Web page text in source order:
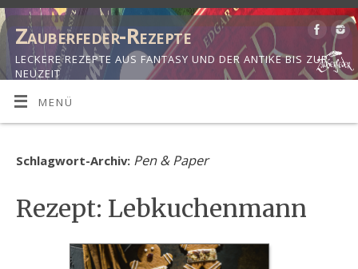
Zauberfeder-Rezepte
LECKERE REZEPTE AUS FANTASY UND DER ANTIKE BIS ZUR
NEUZEIT
MENÜ
Schlagwort-Archiv: Pen & Paper
Rezept: Lebkuchenmann